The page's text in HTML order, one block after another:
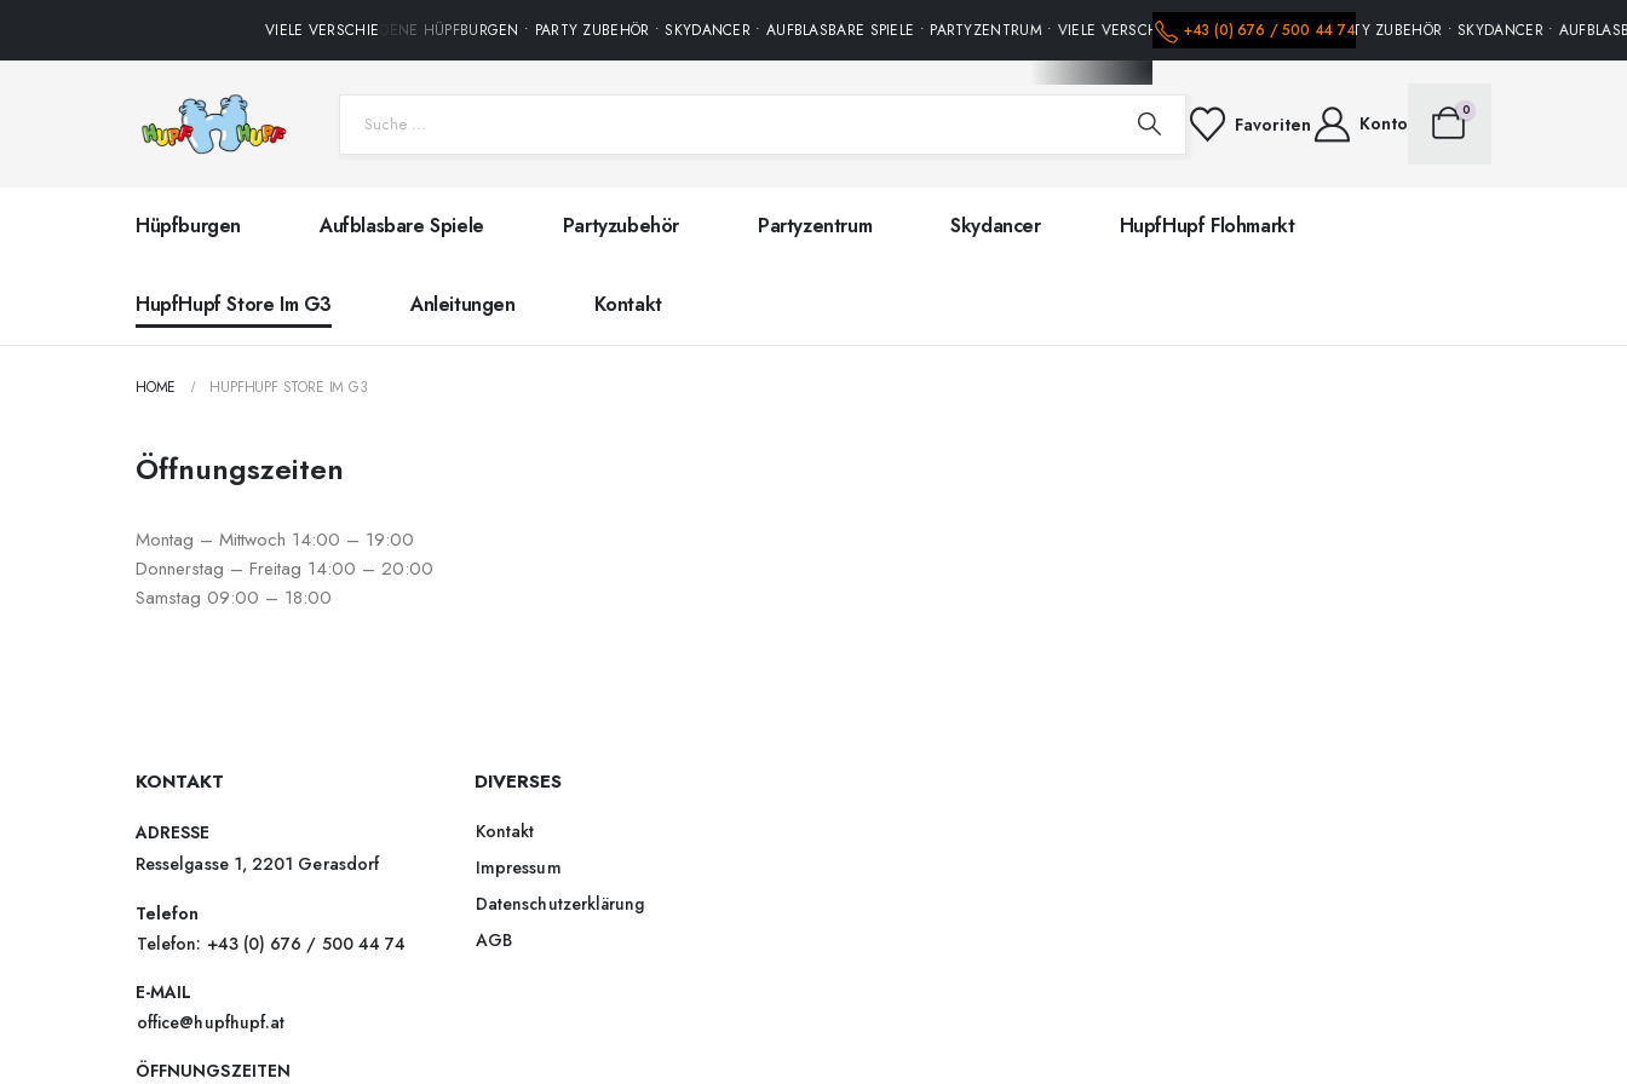
VIELE VERSCHIEDENE HÜPFBURGEN • PARTY ZUBEHÖR • SKYDANCER • AUFBLASBARE SPIELE • PARTYZENTRUM • VIELE VERSCHIEDENE HÜPFBURGEN • PARTY ZUBEHÖR • SKYDANCER •
+43 (0) 676 / 500 44 74
Favoriten Konto
0
Hüpfburgen Aufblasbare Spiele Partyzubehör Partyzentrum Skydancer HupfHupf Flohmarkt
HupfHupf Store Im G3 Anleitungen Kontakt
HOME HUPFHUPF STORE IM G3
Öffnungszeiten
Montag – Mittwoch 14:00 – 19:00
Donnerstag – Freitag 14:00 – 20:00
Samstag 09:00 – 18:00
KONTAKT
ADRESSE
Resselgasse 1, 2201 Gerasdorf
Telefon
Telefon: +43 (0) 676 / 500 44 74
E-MAIL
office@hupfhupf.at
ÖFFNUNGSZEITEN
DIVERSES
Kontakt
Impressum
Datenschutzerklärung
AGB